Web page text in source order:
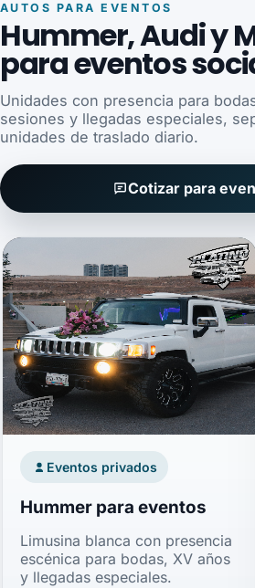
AUTOS PARA EVENTOS
Hummer, Audi y
para eventos
Unidades con presencia para
sesiones y llegadas especiales,
unidades de traslado diario.
Cotizar para
Eventos privados
Hummer para eventos
Limusina blanca con presencia
escénica para bodas, XV años
y llegadas especiales.